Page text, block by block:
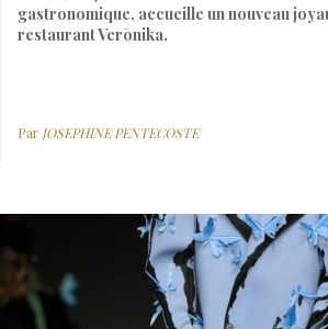
gastronomique, accueille un nouveau
restaurant Verōnika.
Par JOSEPHINE PENTECOSTE